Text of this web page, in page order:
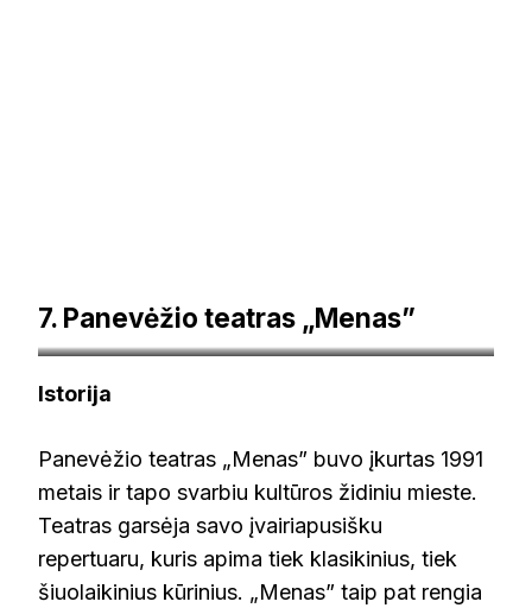
7. Panevėžio teatras „Menas”
Istorija
Panevėžio teatras „Menas” buvo įkurtas 1991
metais ir tapo svarbiu kultūros židiniu mieste.
Teatras garsėja savo įvairiapusišku
repertuaru, kuris apima tiek klasikinius, tiek
šiuolaikinius kūrinius. „Menas” taip pat rengia